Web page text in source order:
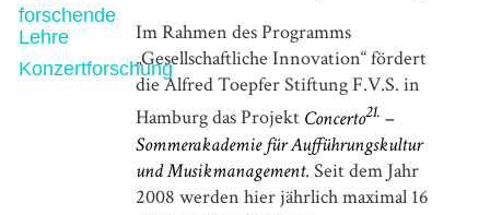
forschende
Lehre
Konzertforschung
Im Rahmen des Programms
„Gesellschaftliche Innovation“ fördert
die Alfred Toepfer Stiftung F.V.S. in
Hamburg das Projekt Concerto21. –
Sommerakademie für Aufführungskultur
und Musikmanagement. Seit dem Jahr
2008 werden hier jährlich maximal 16